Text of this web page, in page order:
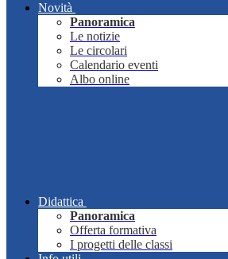
Novità
Panoramica
Le notizie
Le circolari
Calendario eventi
Albo online
Didattica
Panoramica
Offerta formativa
I progetti delle classi